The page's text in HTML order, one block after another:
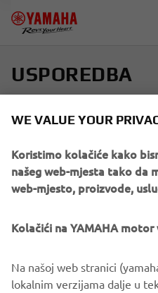
USPOREDBA
vožnju
Pomičite se vodoravno
WE VALUE YOUR
Koristimo kolačiće kako
našeg web-mjesta tako da
web-mjesto, proizvode,
Kolačići na YAMAHA
Na našoj web stranici
lokalnim verzijama dalje u